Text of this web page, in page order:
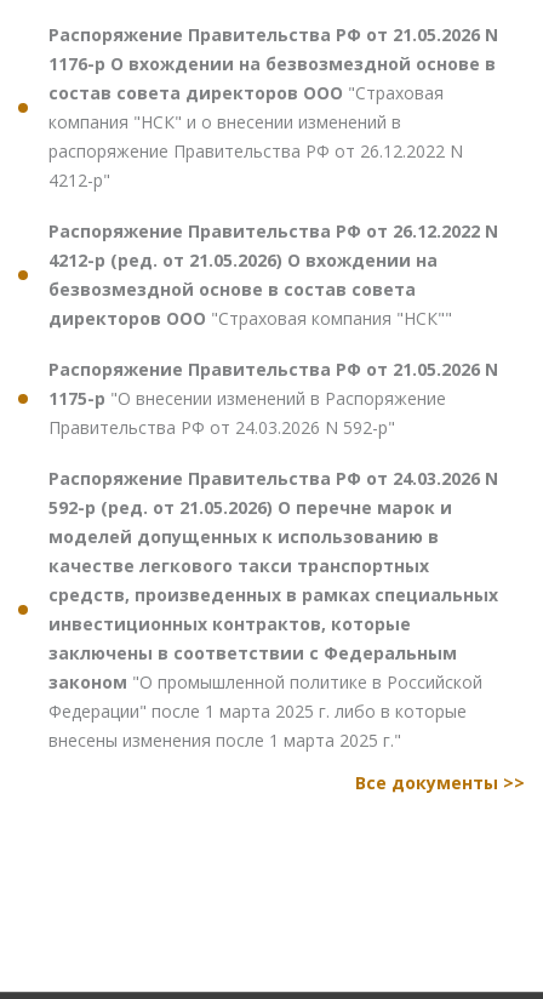
Распоряжение Правительства РФ от 21.05.2026 N
1176-р О вхождении на безвозмездной основе в
состав совета директоров ООО "Страховая
компания "НСК" и о внесении изменений в
распоряжение Правительства РФ от 26.12.2022 N
4212-р"
Распоряжение Правительства РФ от 26.12.2022 N
4212-р (ред. от 21.05.2026) О вхождении на
безвозмездной основе в состав совета
директоров ООО "Страховая компания "НСК""
Распоряжение Правительства РФ от 21.05.2026 N
1175-р "О внесении изменений в Распоряжение
Правительства РФ от 24.03.2026 N 592-р"
Распоряжение Правительства РФ от 24.03.2026 N
592-р (ред. от 21.05.2026) О перечне марок и
моделей допущенных к использованию в
качестве легкового такси транспортных
средств, произведенных в рамках специальных
инвестиционных контрактов, которые
заключены в соответствии с Федеральным
законом "О промышленной политике в Российской
Федерации" после 1 марта 2025 г. либо в которые
внесены изменения после 1 марта 2025 г."
Все документы >>